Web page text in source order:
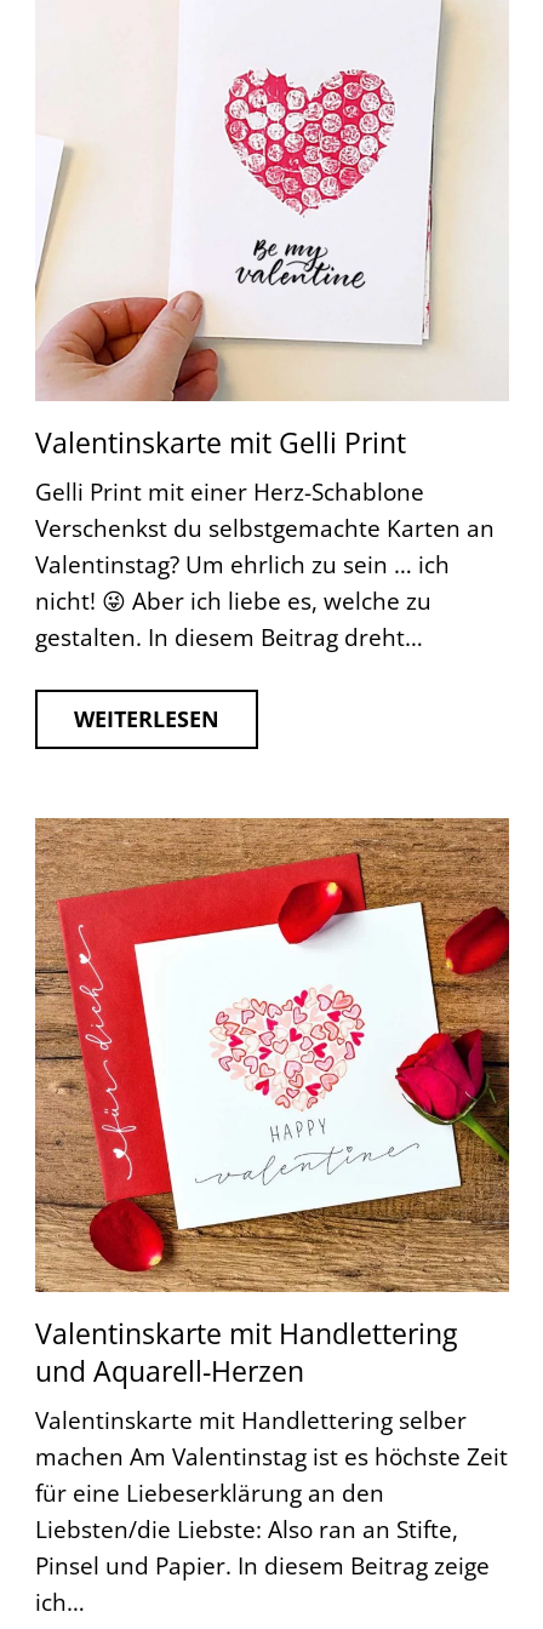
Valentinskarte mit Gelli Print
Gelli Print mit einer Herz-Schablone
Verschenkst du selbstgemachte Karten an
Valentinstag? Um ehrlich zu sein … ich
nicht! 😜 Aber ich liebe es, welche zu
gestalten. In diesem Beitrag dreht…
WEITERLESEN
Valentinskarte mit Handlettering
und Aquarell-Herzen
Valentinskarte mit Handlettering selber
machen Am Valentinstag ist es höchste Zeit
für eine Liebeserklärung an den
Liebsten/die Liebste: Also ran an Stifte,
Pinsel und Papier. In diesem Beitrag zeige
ich…